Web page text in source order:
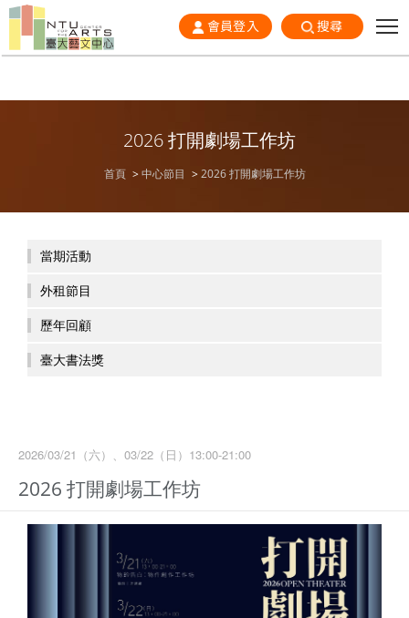
會員登入 搜尋
2026 打開劇場工作坊
首頁 中心節目 2026 打開劇場工作坊
當期活動
外租節目
歷年回顧
臺大書法獎
2026/03/21（六）、03/22（日）13:00-21:00
2026 打開劇場工作坊